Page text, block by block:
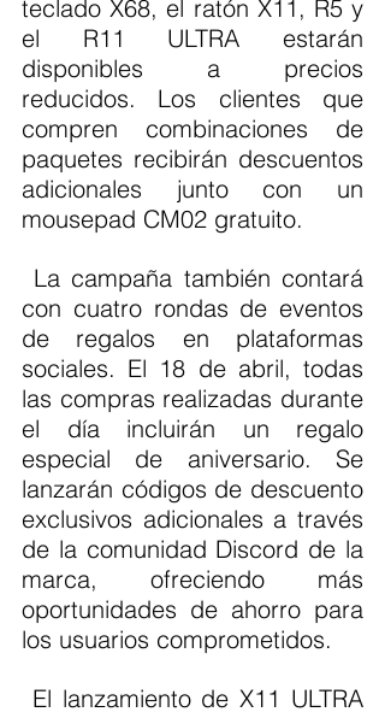
teclado X68, el ratón X11, R5 y
el R11 ULTRA estarán
disponibles a precios
reducidos. Los clientes que
compren combinaciones de
paquetes recibirán descuentos
adicionales junto con un
mousepad CM02 gratuito.
con cuatro rondas de eventos
de regalos en plataformas
sociales. El 18 de abril, todas
las compras realizadas durante
el día incluirán un regalo
especial de aniversario. Se
lanzarán códigos de descuento
exclusivos adicionales a través
de la comunidad Discord de la
marca, ofreciendo más
oportunidades de ahorro para
los usuarios comprometidos.